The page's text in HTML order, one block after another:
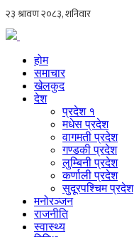
होम
समाचार
खेलकुद
देश
प्रदेश १
मधेस प्रदेश
वागमती प्रदेश
गण्डकी प्रदेश
लुम्बिनी प्रदेश
कर्णाली प्रदेश
सुदूरपश्चिम प्रदेश
मनोरञ्जन
राजनीति
स्वास्थ्य